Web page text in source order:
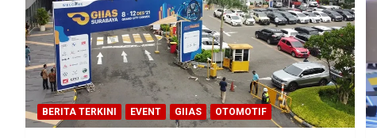
BERITA TERKINI EVENT GIIAS OTOMOTIF